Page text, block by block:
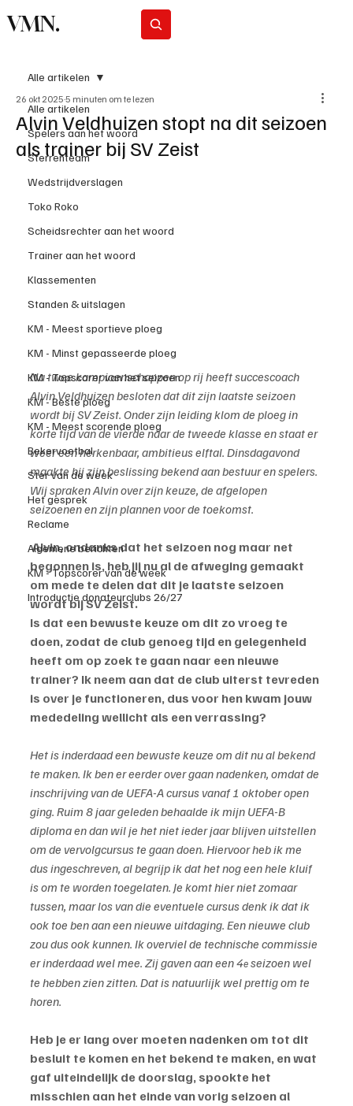
VMN.
Alle artikelen
Spelers aan het woord
Sterrenteam
Wedstrijdverslagen
Toko Roko
Scheidsrechter aan het woord
Trainer aan het woord
Klassementen
Standen & uitslagen
KM - Meest sportieve ploeg
KM - Minst gepasseerde ploeg
KM - Topscorer van het seizoen
KM - Beste ploeg
KM - Meest scorende ploeg
Bekervoetbal
Ster van de week
Het gesprek
Reclame
Algemene berichten
KM - Topscorer van de week
Introductie donateurclubs 26/27
Alle artikelen
Alvin Veldhuizen stopt na dit seizoen
als trainer bij SV Zeist
26 okt 2025 5 minuten om te lezen
Na twee kampioenschappen op rij heeft succescoach
Alvin Veldhuizen besloten dat dit zijn laatste seizoen
wordt bij SV Zeist. Onder zijn leiding klom de ploeg in
korte tijd van de vierde naar de tweede klasse en staat er
weer een herkenbaar, ambitieus elftal. Dinsdagavond
maakte hij zijn beslissing bekend aan bestuur en spelers.
Wij spraken Alvin over zijn keuze, de afgelopen
seizoenen en zijn plannen voor de toekomst.
Alvin, ondanks dat het seizoen nog maar net
begonnen is, heb jij nu al de afweging gemaakt
om mede te delen dat dit je laatste seizoen
wordt bij SV Zeist.
Is dat een bewuste keuze om dit zo vroeg te
doen, zodat de club genoeg tijd en gelegenheid
heeft om op zoek te gaan naar een nieuwe
trainer? Ik neem aan dat de club uiterst tevreden
is over je functioneren, dus voor hen kwam jouw
mededeling wellicht als een verrassing?
Het is inderdaad een bewuste keuze om dit nu al bekend
te maken. Ik ben er eerder over gaan nadenken, omdat de
inschrijving van de UEFA-A cursus vanaf 1 oktober open
ging. Ruim 8 jaar geleden behaalde ik mijn UEFA-B
diploma en dan wil je het niet ieder jaar blijven uitstellen
om de vervolgcursus te gaan doen. Hiervoor heb ik me
dus ingeschreven, al begrijp ik dat het nog een hele kluif
is om te worden toegelaten. Je komt hier niet zomaar
tussen, maar los van die eventuele cursus denk ik dat ik
ook toe ben aan een nieuwe uitdaging. Een nieuwe club
zou dus ook kunnen. Ik overviel de technische commissie
er inderdaad wel mee. Zij gaven aan een 4e seizoen wel
te hebben zien zitten. Dat is natuurlijk wel prettig om te
horen.
Heb je er lang over moeten nadenken om tot dit
besluit te komen en het bekend te maken, en wat
gaf uiteindelijk de doorslag, spookte het
misschien aan het einde van vorig seizoen al